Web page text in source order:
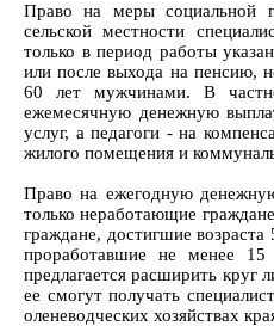
Право на меры социальной
сельской местности
только в период работы
или после выхода на пенсию,
60 лет мужчинами. В
ежемесячную денежную
услуг, а педагоги - на
жилого помещения и
Право на ежегодную
только неработающие
граждане, достигшие
проработавшие не менее 15
предлагается расширить
ее смогут получать
оленеводческих хозяйствах